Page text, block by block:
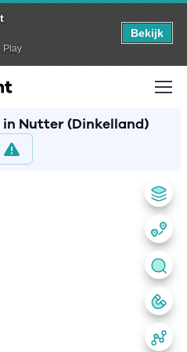
Play
Bekijk
Nutter (Dinkelland)